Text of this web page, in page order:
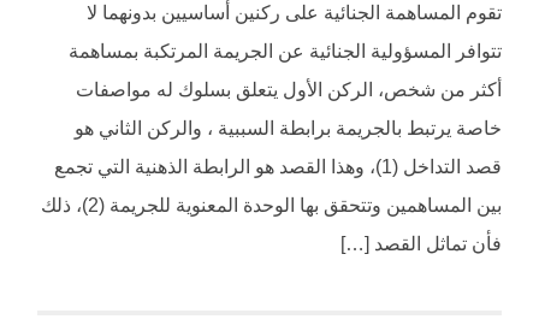
تقوم المساهمة الجنائية على ركنين أساسيين بدونهما لا
تتوافر المسؤولية الجنائية عن الجريمة المرتكبة بمساهمة
أكثر من شخص، الركن الأول يتعلق بسلوك له مواصفات
خاصة يرتبط بالجريمة برابطة السببية ، والركن الثاني هو
قصد التداخل (1)، وهذا القصد هو الرابطة الذهنية التي تجمع
بين المساهمين وتتحقق بها الوحدة المعنوية للجريمة (2)، ذلك
فأن تماثل القصد […]